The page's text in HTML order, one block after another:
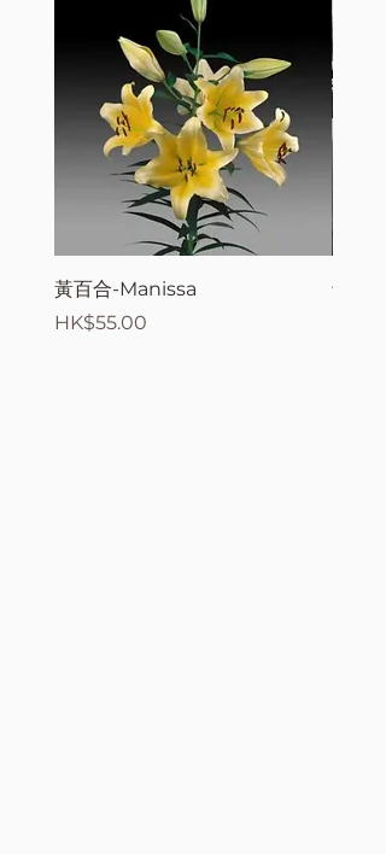
黃百合-Manissa
價格
HK$55.00
母親